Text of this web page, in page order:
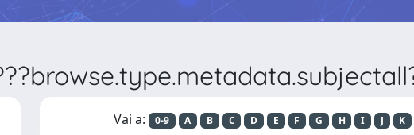
Vai a: 0-9 A B C D E F G H I J K